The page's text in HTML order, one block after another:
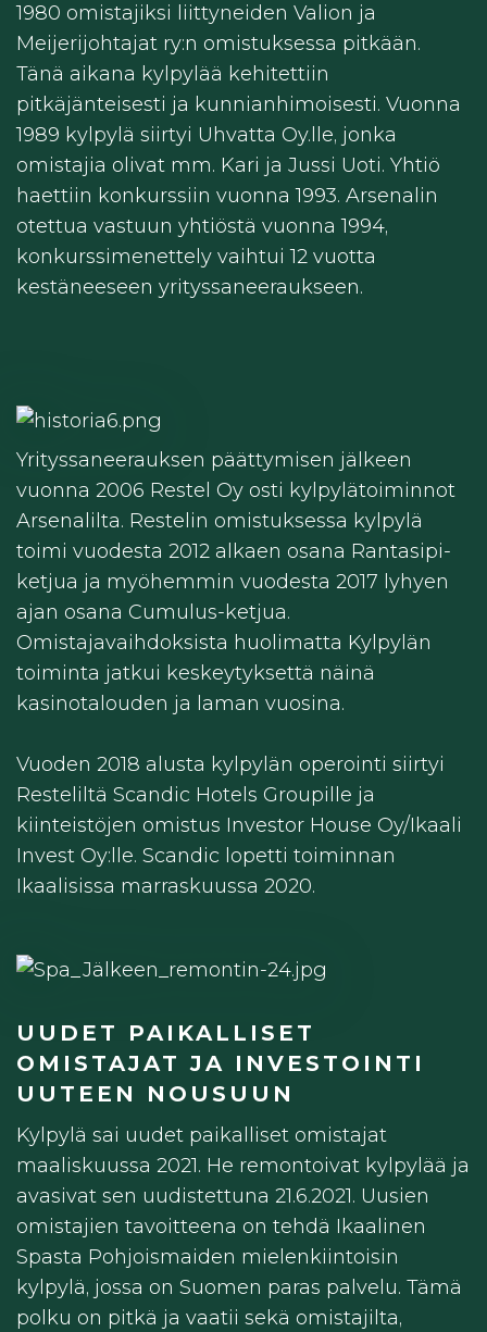
1980 omistajiksi liittyneiden Valion ja
Meijerijohtajat ry:n omistuksessa pitkään.
Tänä aikana kylpylää kehitettiin
pitkäjänteisesti ja kunnianhimoisesti. Vuonna
1989 kylpylä siirtyi Uhvatta Oy.lle, jonka
omistajia olivat mm. Kari ja Jussi Uoti. Yhtiö
haettiin konkurssiin vuonna 1993. Arsenalin
otettua vastuun yhtiöstä vuonna 1994,
konkurssimenettely vaihtui 12 vuotta
kestäneeseen yrityssaneeraukseen.
Yrityssaneerauksen päättymisen jälkeen
vuonna 2006 Restel Oy osti kylpylätoiminnot
Arsenalilta. Restelin omistuksessa kylpylä
toimi vuodesta 2012 alkaen osana Rantasipi-
ketjua ja myöhemmin vuodesta 2017 lyhyen
ajan osana Cumulus-ketjua.
Omistajavaihdoksista huolimatta Kylpylän
toiminta jatkui keskeytyksettä näinä
kasinotalouden ja laman vuosina.
Vuoden 2018 alusta kylpylän operointi siirtyi
Resteliltä Scandic Hotels Groupille ja
kiinteistöjen omistus Investor House Oy/Ikaali
Invest Oy:lle. Scandic lopetti toiminnan
Ikaalisissa marraskuussa 2020.
UUDET PAIKALLISET
OMISTAJAT JA INVESTOINTI
UUTEEN NOUSUUN
Kylpylä sai uudet paikalliset omistajat
maaliskuussa 2021. He remontoivat kylpylää ja
avasivat sen uudistettuna 21.6.2021. Uusien
omistajien tavoitteena on tehdä Ikaalinen
Spasta Pohjoismaiden mielenkiintoisin
kylpylä, jossa on Suomen paras palvelu. Tämä
polku on pitkä ja vaatii sekä omistajilta,